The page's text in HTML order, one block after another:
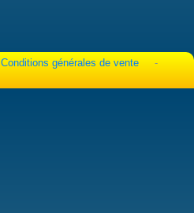
Conditions générales de vente -